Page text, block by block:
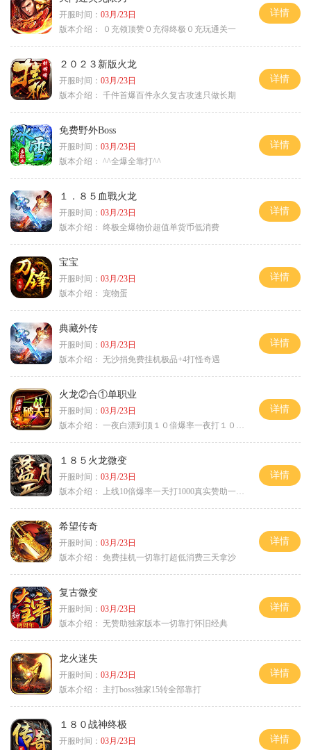
开服时间： 03月/23日
版本介绍：
０充领顶赞０充得终极０充玩通关一
详情
２０２３新版火龙
开服时间： 03月/23日
版本介绍： 千件首爆百件永久复古攻速只做长期
详情
免费野外Boss
开服时间： 03月/23日
版本介绍： ^^全爆全靠打^^
详情
１．８５血戰火龙
开服时间： 03月/23日
版本介绍： 终极全爆物价超值单货币低消费
详情
宝宝
开服时间： 03月/23日
版本介绍： 宠物蛋
详情
典藏外传
开服时间： 03月/23日
版本介绍： 无沙捐免费挂机极品+4打怪奇遇
详情
火龙②合①单职业
开服时间： 03月/23日
版本介绍： 一夜白漂到顶１０倍爆率一夜打１０００充
详情
１８５火龙微变
开服时间： 03月/23日
版本介绍：
上线10倍爆率一天打1000真实赞助一夜终
详情
希望传奇
开服时间： 03月/23日
版本介绍： 免费挂机一切靠打超低消费三天拿沙
详情
复古微变
开服时间： 03月/23日
版本介绍： 无赞助独家版本一切靠打怀旧经典
详情
龙火迷失
开服时间： 03月/23日
版本介绍：
主打boss独家15转全部靠打
详情
１８０战神终极
开服时间： 03月/23日
详情